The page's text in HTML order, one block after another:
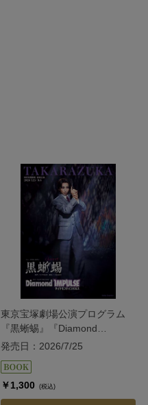
東京宝塚劇場公演プログラム
『黒蜥蜴』『Diamond
IMPULSE』＜宙組＞
発売日：2026/7/25
￥1,300 (税込)